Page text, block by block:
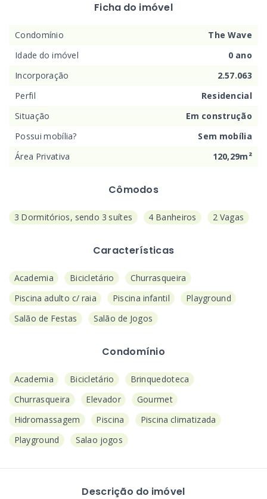
Cômodos
3 Dormitórios, sendo 3 suítes 4 Banheiros 2 Vagas
Características
Academia Bicicletário
Churrasqueira
Piscina adulto c/ raia
Piscina infantil
Playground
Salão de Festas
Salão de Jogos
Condomínio
Academia Bicicletário
Brinquedoteca
Churrasqueira
Elevador
Gourmet
Hidromassagem
Piscina
Piscina climatizada
Playground
Salao jogos
Descrição do imóvel
Ficha do imóvel
Condomínio
The Wave
Idade do imóvel
0 ano
Incorporação
2.57.063
Perfil
Residencial
Situação
Em construção
Possui mobília?
Sem mobília
Área Privativa
120,29m²